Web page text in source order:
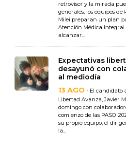
retrovisor y la mirada
generales, los equipos
Milei preparan un plan
Atención Médica Integral
alcanzar...
Expectativas
desayunó con
al mediodía
13 AGO - El candidato
Libertad Avanza, Javier
domingo con
comienzo de las PASO
su propio equipo, el
la...